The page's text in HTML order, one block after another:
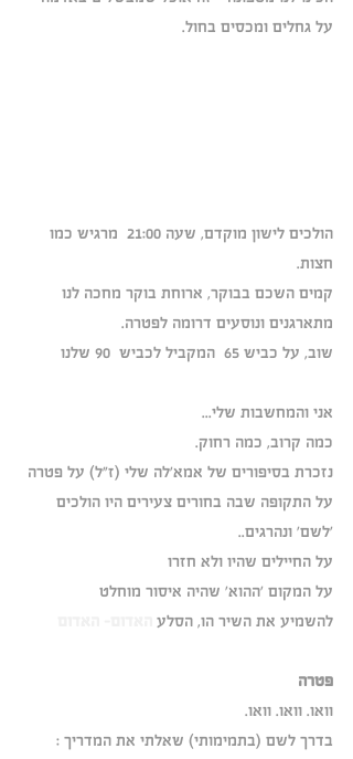
על גחלים ומכסים בחול.
הולכים לישון מוקדם, שעה 21:00  מרגיש כמו
חצות.
קמים השכם בבוקר, ארוחת בוקר מחכה לנו
מתארגנים ונוסעים דרומה לפטרה.
שוב, על כביש 65  המקביל לכביש  90 שלנו
אני והמחשבות שלי...
כמה קרוב, כמה רחוק.
נזכרת בסיפורים של אמא'לה שלי (ז"ל) על פטרה
על התקופה שבה בחורים צעירים היו הולכים
'לשם' ונהרגים..
על החיילים שהיו ולא חזרו
על המקום 'ההוא' שהיה איסור מוחלט
להשמיע את השיר הו, הסלע
פטרה
וואו. וואו. וואו.
בדרך לשם (בתמימותי) שאלתי את המדריך :